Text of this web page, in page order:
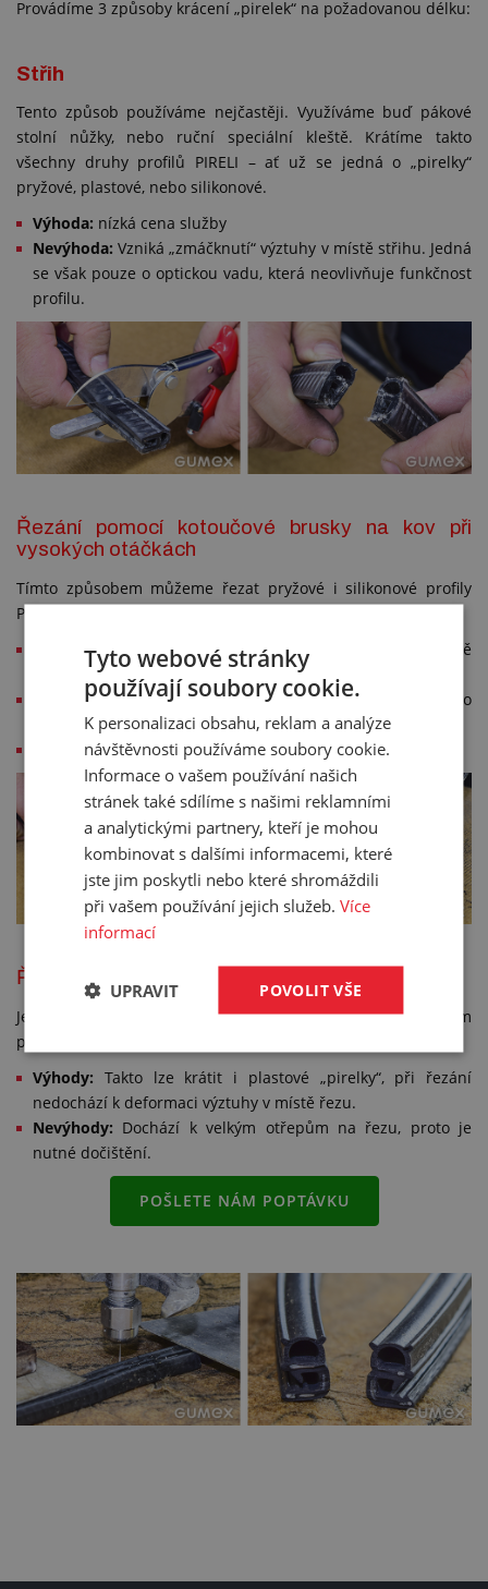
Provádíme 3 způsoby krácení „pirelek“ na požadovanou délku:
Střih
Tento způsob používáme nejčastěji. Využíváme buď pákové
stolní nůžky, nebo ruční speciální kleště. Krátíme takto
všechny druhy profilů PIRELI – ať už se jedná o „pirelky“
pryžové, plastové, nebo silikonové.
Výhoda: nízká cena služby
Nevýhoda: Vzniká „zmáčknutí“ výztuhy v místě střihu. Jedná
se však pouze o optickou vadu, která neovlivňuje funkčnost
profilu.
Řezání pomocí kotoučové brusky na kov při
vysokých otáčkách
Tímto způsobem můžeme řezat pryžové i silikonové profily
PIRELI.
Výhoda:Při řezání nedochází k deformaci výztuhy v místě
Nevýhoda:U „pirelek“ z plastu by mohlo dojít při tomto
způsobu řezání k pálení, proto jej nepoužíváme.
středně vysoká cena
Řezání na vodním paprsku
Jedná se také o nejdražší metodu řezání „pirelek“ při cenovém
porovnání všech tří způsobů zkracování.
Výhody: Takto lze krátit i plastové „pirelky“, při řezání
nedochází k deformaci výztuhy v místě řezu.
Nevýhody: Dochází k velkým otřepům na řezu, proto je
nutné dočištění.
POŠLETE NÁM POPTÁVKU
Tyto webové stránky
používají soubory cookie.
K personalizaci obsahu, reklam a analýze
návštěvnosti používáme soubory cookie.
Informace o vašem používání našich
stránek také sdílíme s našimi reklamními
a analytickými partnery, kteří je mohou
kombinovat s dalšími informacemi, které
jste jim poskytli nebo které shromáždili
při vašem používání jejich služeb.Více
informací
POVOLIT VŠE
UPRAVIT